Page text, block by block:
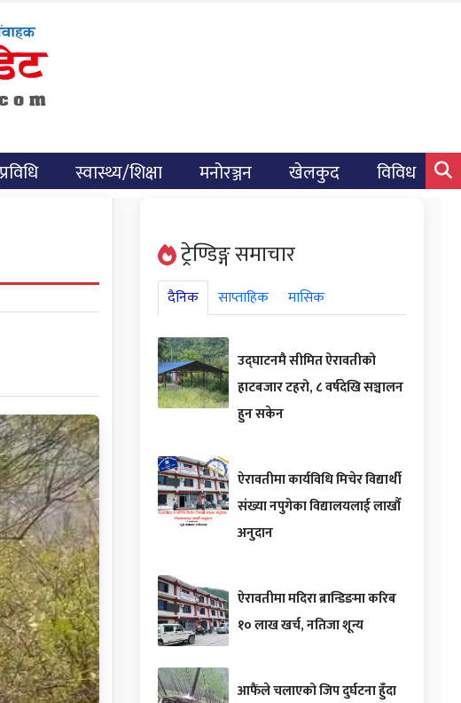
स्वास्थ्य/शिक्षा मनोरञ्जन खेलकुद विविध
ट्रेण्डिङ्ग समाचार
दैनिक साप्ताहिक मासिक
उद्घाटनमै सीमित ऐरावतीको
हाटबजार टहरो, ८ वर्षदेखि सञ्चालन
हुन सकेन
ऐरावतीमा कार्यविधि मिचेर विद्यार्थी
संख्या नपुगेका विद्यालयलाई लाखौँ
अनुदान
ऐरावतीमा मदिरा ब्रान्डिङमा करिब
१० लाख खर्च, नतिजा शून्य
आफैंले चलाएको जिप दुर्घटना हुँदा